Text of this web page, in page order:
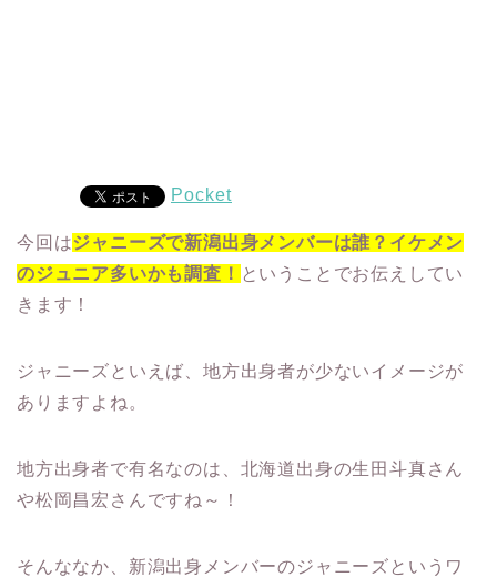
Pocket
今回はジャニーズで新潟出身メンバーは誰？イケメン
のジュニア多いかも調査！ ということでお伝えしてい
きます！
ジャニーズといえば、地方出身者が少ないイメージが
ありますよね。
地方出身者で有名なのは、北海道出身の生田斗真さん
や松岡昌宏さんですね～！
そんななか、新潟出身メンバーのジャニーズというワ